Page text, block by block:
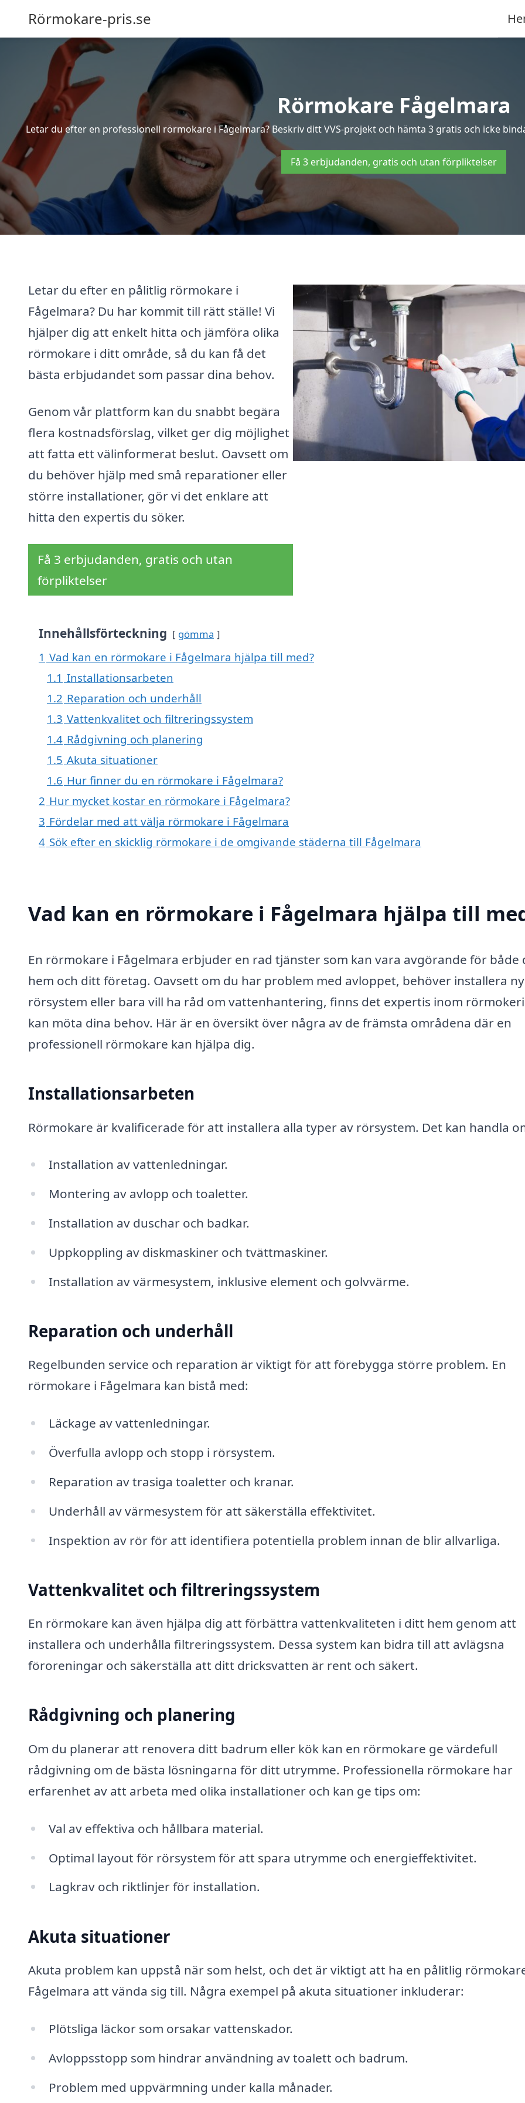
Rörmokare-pris.se
Rörmokare Fågelmara
Letar du efter en professionell rörmokare i Fågelmara? Beskriv ditt VVS-projekt och hämta 3 gratis och icke
Få 3 erbjudanden, gratis och utan förpliktelser
Letar du efter en pålitlig rörmokare i
Fågelmara? Du har kommit till rätt ställe! Vi
hjälper dig att enkelt hitta och jämföra olika
rörmokare i ditt område, så du kan få det
bästa erbjudandet som passar dina behov.
Genom vår plattform kan du snabbt begära
flera kostnadsförslag, vilket ger dig möjlighet
att fatta ett välinformerat beslut. Oavsett om
du behöver hjälp med små reparationer eller
större installationer, gör vi det enklare att
hitta den expertis du söker.
Få 3 erbjudanden, gratis och utan
förpliktelser
Innehållsförteckning gömma
1 Vad kan en rörmokare i Fågelmara hjälpa till med?
1.1 Installationsarbeten
1.2 Reparation och underhåll
1.3 Vattenkvalitet och filtreringssystem
1.4 Rådgivning och planering
1.5 Akuta situationer
1.6 Hur finner du en rörmokare i Fågelmara?
2 Hur mycket kostar en rörmokare i Fågelmara?
3 Fördelar med att välja rörmokare i Fågelmara
4 Sök efter en skicklig rörmokare i de omgivande städerna till Fågelmara
Vad kan en rörmokare i Fågelmara hjälpa till
En rörmokare i Fågelmara erbjuder en rad tjänster som kan vara avgörande för både
hem och ditt företag. Oavsett om du har problem med avloppet, behöver installera
rörsystem eller bara vill ha råd om vattenhantering, finns det expertis inom
kan möta dina behov. Här är en översikt över några av de främsta områdena där en
professionell rörmokare kan hjälpa dig.
Installationsarbeten
Rörmokare är kvalificerade för att installera alla typer av rörsystem. Det kan handla
Installation av vattenledningar.
Montering av avlopp och toaletter.
Installation av duschar och badkar.
Uppkoppling av diskmaskiner och tvättmaskiner.
Installation av värmesystem, inklusive element och golvvärme.
Reparation och underhåll
Regelbunden service och reparation är viktigt för att förebygga större problem. En
rörmokare i Fågelmara kan bistå med:
Läckage av vattenledningar.
Överfulla avlopp och stopp i rörsystem.
Reparation av trasiga toaletter och kranar.
Underhåll av värmesystem för att säkerställa effektivitet.
Inspektion av rör för att identifiera potentiella problem innan de blir allvarliga.
Vattenkvalitet och filtreringssystem
En rörmokare kan även hjälpa dig att förbättra vattenkvaliteten i ditt hem genom att
installera och underhålla filtreringssystem. Dessa system kan bidra till att avlägsna
föroreningar och säkerställa att ditt dricksvatten är rent och säkert.
Rådgivning och planering
Om du planerar att renovera ditt badrum eller kök kan en rörmokare ge värdefull
rådgivning om de bästa lösningarna för ditt utrymme. Professionella rörmokare har
erfarenhet av att arbeta med olika installationer och kan ge tips om:
Val av effektiva och hållbara material.
Optimal layout för rörsystem för att spara utrymme och energieffektivitet.
Lagkrav och riktlinjer för installation.
Akuta situationer
Akuta problem kan uppstå när som helst, och det är viktigt att ha en pålitlig
Fågelmara att vända sig till. Några exempel på akuta situationer inkluderar:
Plötsliga läckor som orsakar vattenskador.
Avloppsstopp som hindrar användning av toalett och badrum.
Problem med uppvärmning under kalla månader.